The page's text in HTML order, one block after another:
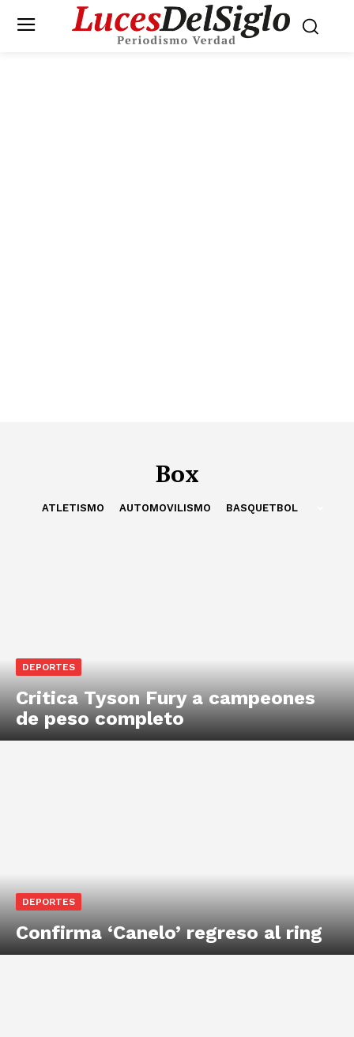
Box
ATLETISMO AUTOMOVILISMO BASQUETBOL
DEPORTES
Critica Tyson Fury a campeones
de peso completo
DEPORTES
Confirma ‘Canelo’ regreso al ring